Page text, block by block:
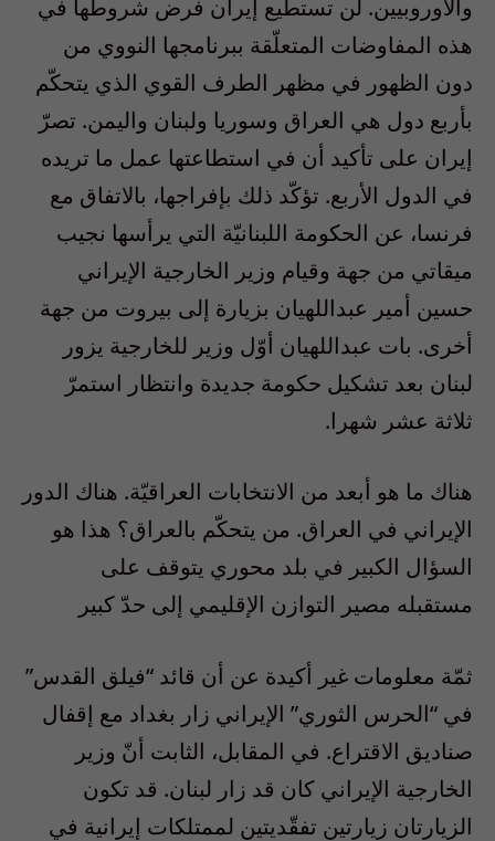
والأوروبيين. لن تستطيع إيران فرض شروطها في
هذه المفاوضات المتعلّقة ببرنامجها النووي من
دون الظهور في مظهر الطرف القوي الذي يتحكّم
بأربع دول هي العراق وسوريا ولبنان واليمن. تصرّ
إيران على تأكيد أن في استطاعتها عمل ما تريده
في الدول الأربع. تؤكّد ذلك بإفراجها، بالاتفاق مع
فرنسا، عن الحكومة اللبنانيّة التي يرأسها نجيب
ميقاتي من جهة وقيام وزير الخارجية الإيراني
حسين أمير عبداللهيان بزيارة إلى بيروت من جهة
أخرى. بات عبداللهيان أوّل وزير للخارجية يزور
لبنان بعد تشكيل حكومة جديدة وانتظار استمرّ
ثلاثة عشر شهرا.
هناك ما هو أبعد من الانتخابات العراقيّة. هناك الدور
الإيراني في العراق. من يتحكّم بالعراق؟ هذا هو
السؤال الكبير في بلد محوري يتوقف على
مستقبله مصير التوازن الإقليمي إلى حدّ كبير
ثمّة معلومات غير أكيدة عن أن قائد “فيلق القدس”
في “الحرس الثوري” الإيراني زار بغداد مع إقفال
صناديق الاقتراع. في المقابل، الثابت أنّ وزير
الخارجية الإيراني كان قد زار لبنان. قد تكون
الزيارتان زيارتين تفقّديتين لممتلكات إيرانية في